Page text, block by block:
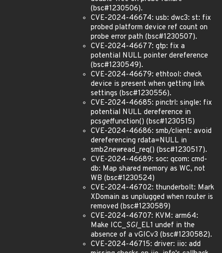
(bsc#1230506).
CVE-2024-46674: usb: dwc3: st: fix
probed platform device ref count on
probe error path (bsc#1230507).
CVE-2024-46677: gtp: fix a
potential NULL pointer dereference
(bsc#1230549).
CVE-2024-46679: ethtool: check
device is present when getting link
settings (bsc#1230556).
CVE-2024-46685: pinctrl: single: fix
potential NULL dereference in
pcsgetfunction() (bsc#1230515)
CVE-2024-46686: smb/client: avoid
dereferencing rdata=NULL in
smb2newread_req() (bsc#1230517).
CVE-2024-46689: soc: qcom: cmd-
db: Map shared memory as WC, not
WB (bsc#1230524)
CVE-2024-46702: thunderbolt: Mark
XDomain as unplugged when router is
removed (bsc#1230589)
CVE-2024-46707: KVM: arm64:
Make ICC_SGI_EL1 undef in the
absence of a vGICv3 (bsc#1230582).
CVE-2024-46715: driver: iio: add